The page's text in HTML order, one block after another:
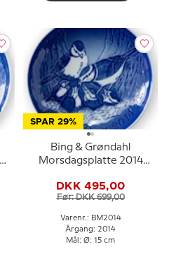
SPAR 29%
Bing & Grøndahl
Morsdagsplatte 2014
DKK 495,00
Før: DKK 699,00
Varenr.: BM2014
Årgang: 2014
Mål: Ø: 15 cm